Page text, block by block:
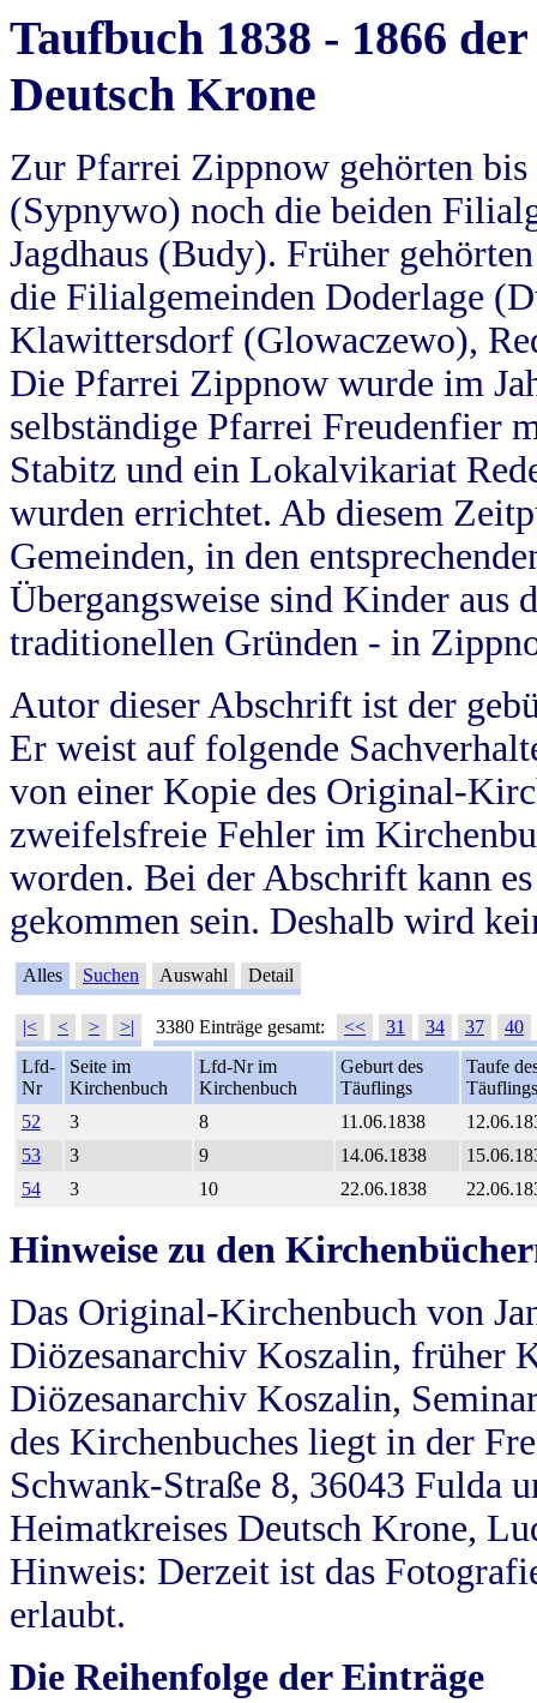
Taufbuch 1838 - 1866
Deutsch Krone
Zur Pfarrei Zippnow gehörten
(Sypnywo) noch die beiden
Jagdhaus (Budy). Früher
die Filialgemeinden Doderlage
Klawittersdorf (Glowaczewo),
Die Pfarrei Zippnow wurde im
selbständige Pfarrei Freudenfier
Stabitz und ein Lokalvikariat
wurden errichtet. Ab diesem
Gemeinden, in den
Übergangsweise sind Kinder aus
traditionellen Gründen - in
Autor dieser Abschrift ist der
Er weist auf folgende
von einer Kopie des Original-
zweifelsfreie Fehler im
worden. Bei der Abschrift kann
gekommen sein. Deshalb wird
Alles Suchen Auswahl Detail
|< < > >| 3380 Einträge gesamt: << 31 34 37
40
Lfd-
Nr
Seite im
Kirchenbuch
Lfd-Nr im
Kirchenbuch
Geburt des
Täuflings
Taufe
Täuflings
52
3 8 11.06.1838
53
3 9 14.06.1838
54
3 10 22.06.1838
Hinweise zu den
Das Original-Kirchenbuch von
Diözesanarchiv Koszalin, früher
Diözesanarchiv Koszalin,
des Kirchenbuches liegt in der
Schwank-Straße 8, 36043 Fulda
Heimatkreises Deutsch Krone,
Hinweis: Derzeit ist das
erlaubt.
Die Reihenfolge der Einträge